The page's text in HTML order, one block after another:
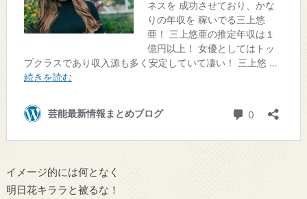
イメージ的には何となく
明日花キララと被るな！